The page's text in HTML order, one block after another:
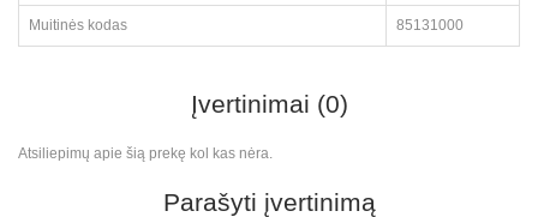
Muitinės kodas 85131000
Įvertinimai (0)
Atsiliepimų apie šią prekę kol kas nėra.
Parašyti įvertinimą